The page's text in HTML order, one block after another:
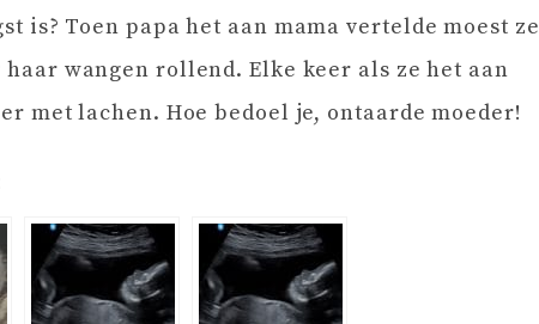
is? Toen papa het aan mama vertelde moest ze
wangen rollend. Elke keer als ze het aan
met lachen. Hoe bedoel je, ontaarde moeder!